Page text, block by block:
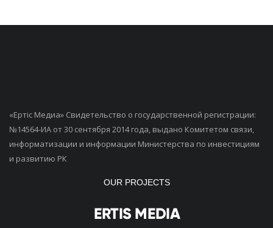
«Ертiс Медиа» Свидетельство о государственной регистрации:
№14564-ИА от 30 сентября 2014 года, выдано Комитетом связи,
информатизации и информации Министерства по инвестициям
и развитию РК
OUR PROJECTS